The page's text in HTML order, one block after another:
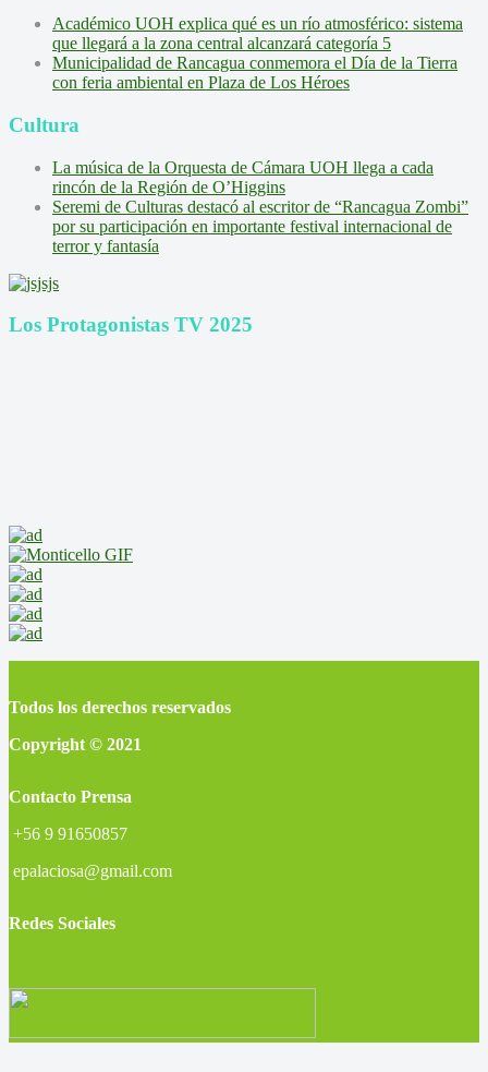
Académico UOH explica qué es un río atmosférico: sistema
que llegará a la zona central alcanzará categoría 5
Municipalidad de Rancagua conmemora el Día de la Tierra
con feria ambiental en Plaza de Los Héroes
Cultura
La música de la Orquesta de Cámara UOH llega a cada
rincón de la Región de O’Higgins
Seremi de Culturas destacó al escritor de “Rancagua Zombi”
por su participación en importante festival internacional de
terror y fantasía
Los Protagonistas TV 2025
Todos los derechos reservados
Copyright © 2021
Contacto Prensa
+56 9 91650857
epalaciosa@gmail.com
Redes Sociales